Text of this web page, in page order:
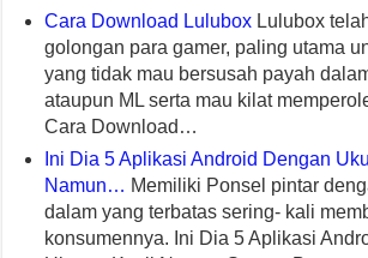
Cara Download Lulubox Lulubox
golongan para gamer, paling utama
yang tidak mau bersusah payah
ataupun ML serta mau kilat
Cara Download…
Ini Dia 5 Aplikasi Android Dengan
Namun… Memiliki Ponsel pintar
dalam yang terbatas sering- kali
konsumennya. Ini Dia 5 Aplikasi